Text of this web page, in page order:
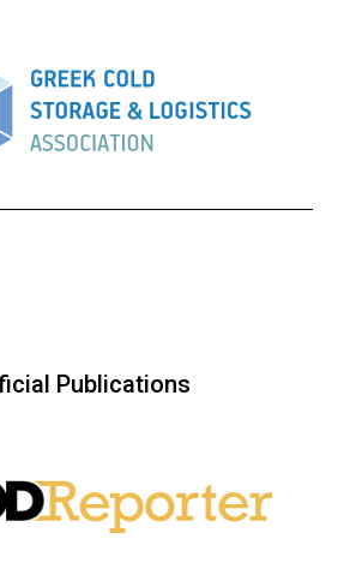
Publications